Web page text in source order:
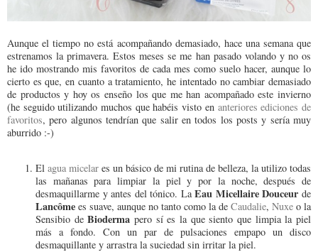
Aunque el tiempo no está acompañando demasiado, hace una semana que
estrenamos la primavera. Estos meses se me han pasado volando y no os
he ido mostrando mis favoritos de cada mes como suelo hacer, aunque lo
cierto es que, en cuanto a tratamiento, he intentado no cambiar demasiado
de productos y hoy os enseño los que me han acompañado este invierno
(he seguido utilizando muchos que habéis visto en anteriores ediciones de
favoritos, pero algunos tendrían que salir en todos los posts y sería muy
aburrido :-)
El agua micelar es un básico de mi rutina de belleza, la utilizo todas
las mañanas para limpiar la piel y por la noche, después de
desmaquillarme y antes del tónico. LaEau Micellaire Douceur de
Lancôme es suave, aunque no tanto como la de Caudalie, Nuxe o la
Sensibio deBioderma pero sí es la que siento que limpia la piel
más a fondo. Con un par de pulsaciones empapo un disco
desmaquillante y arrastra la suciedad sin irritar la piel.